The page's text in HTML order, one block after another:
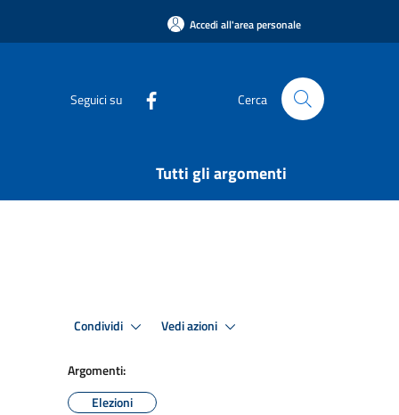
Accedi all'area personale
Seguici su Cerca
Tutti gli argomenti
Condividi Vedi azioni
Argomenti:
Elezioni